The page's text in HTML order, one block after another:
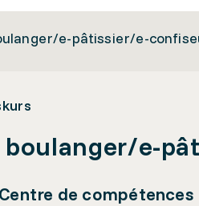
e-pâtissier/e-
e-
de compétences